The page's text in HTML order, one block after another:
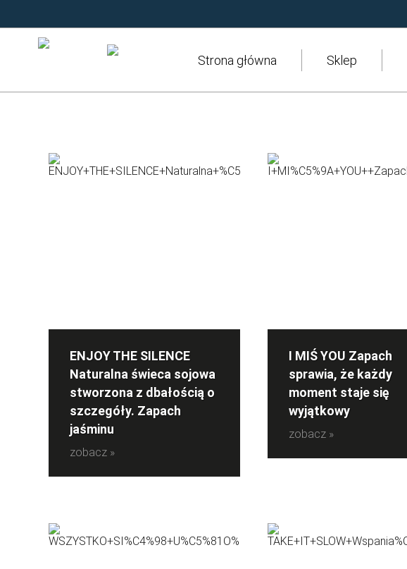
Strona główna Sklep
ENJOY THE SILENCE
Naturalna świeca sojowa
stworzona z dbałością o
szczegóły. Zapach
jaśminu
zobacz »
I MIŚ YOU Zapach
sprawia, że każdy
moment staje się
wyjątkowy
zobacz »